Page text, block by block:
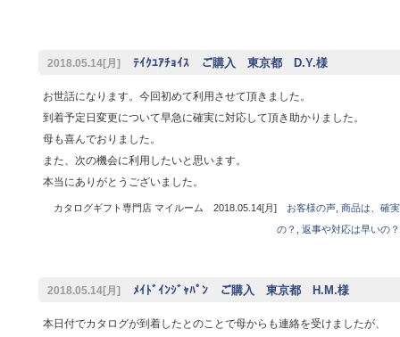
2018.05.14[月] ﾃｲｸﾕｱﾁｮｲｽ ご購入 東京都 D.Y.様
お世話になります。今回初めて利用させて頂きました。
到着予定日変更について早急に確実に対応して頂き助かりました。
母も喜んでおりました。
また、次の機会に利用したいと思います。
本当にありがとうございました。
カタログギフト専門店 マイルーム 2018.05.14[月] お客様の声, 商品は、確
の？
返事や対応は早いの？
2018.05.14[月] ﾒｲﾄﾞｲﾝｼﾞｬﾊﾟﾝ ご購入 東京都 H.M.様
本日付でカタログが到着したとのことで母からも連絡を受けましたが、